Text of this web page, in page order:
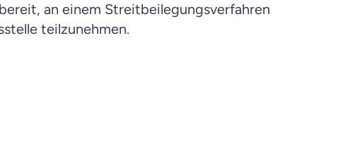
an einem Streitbeilegungsverfahren
teilzunehmen.